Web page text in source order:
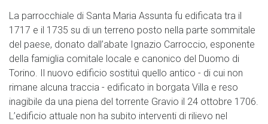
La parrocchiale di Santa Maria Assunta fu edificata tra il
1717 e il 1735 su di un terreno posto nella parte sommitale
del paese, donato dall’abate Ignazio Carroccio, esponente
della famiglia comitale locale e canonico del Duomo di
Torino. Il nuovo edificio sostituì quello antico - di cui non
rimane alcuna traccia - edificato in borgata Villa e reso
inagibile da una piena del torrente Gravio il 24 ottobre 1706.
L’edificio attuale non ha subito interventi di rilievo nel